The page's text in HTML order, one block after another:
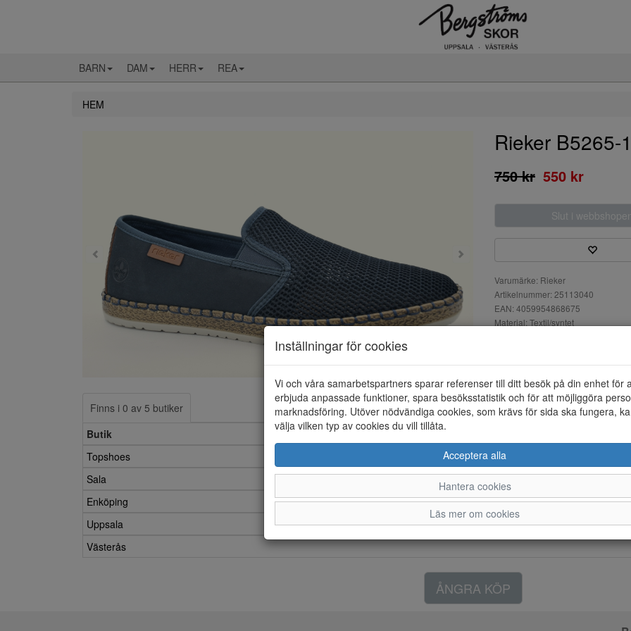
BARN DAM HERR REA
HEM
Rieker B5265-
750 kr 550 kr
Slut i
Varumärke: Rieker
Artikelnummer: 25113040
EAN: 4059954868675
Material: Textil/syntet
Loafer i textil/syntet med en
Finns i 0 av 5 butiker
Butik
Topshoes
Sala
Enköping
Uppsala
Västerås
ÅNGRA KÖP
Inställningar för cookies
Vi och våra samarbetspartners sparar referenser till ditt besök på din enhet för
erbjuda anpassade funktioner, spara besöksstatistik och för att möjliggöra
marknadsföring. Utöver nödvändiga cookies, som krävs för sida ska fungera,
välja vilken typ av cookies du vill tillåta.
Acceptera alla
Hantera cookies
Läs mer om cookies